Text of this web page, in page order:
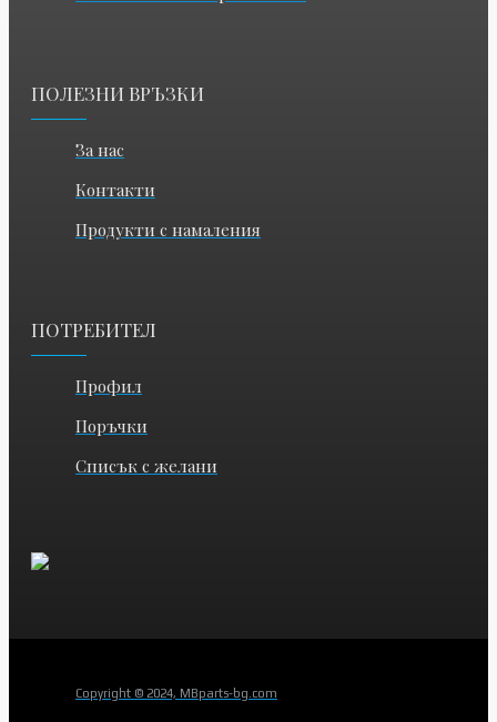
ПОЛЕЗНИ ВРЪЗКИ
За нас
Контакти
Продукти с намаления
ПОТРЕБИТЕЛ
Профил
Поръчки
Списък с желани
Copyright © 2024, MBparts-bg.com